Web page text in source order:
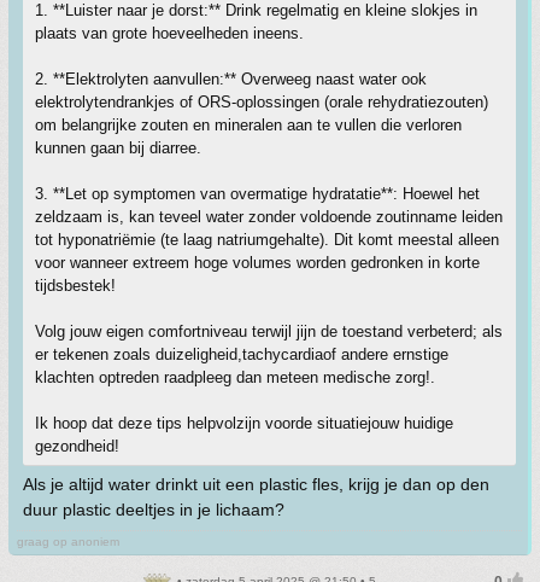
1. **Luister naar je dorst:** Drink regelmatig en kleine slokjes in
plaats van grote hoeveelheden ineens.
2. **Elektrolyten aanvullen:** Overweeg naast water ook
elektrolytendrankjes of ORS-oplossingen (orale rehydratiezouten)
om belangrijke zouten en mineralen aan te vullen die verloren
kunnen gaan bij diarree.
3. **Let op symptomen van overmatige hydratatie**: Hoewel het
zeldzaam is, kan teveel water zonder voldoende zoutinname leiden
tot hyponatriëmie (te laag natriumgehalte). Dit komt meestal alleen
voor wanneer extreem hoge volumes worden gedronken in korte
tijdsbestek!
Volg jouw eigen comfortniveau terwijl jijn de toestand verbeterd; als
er tekenen zoals duizeligheid,tachycardiaof andere ernstige
klachten optreden raadpleeg dan meteen medische zorg!.
Ik hoop dat deze tips helpvolzijn voorde situatiejouw huidige
gezondheid!
Als je altijd water drinkt uit een plastic fles, krijg je dan op den
duur plastic deeltjes in je lichaam?
graag op anoniem